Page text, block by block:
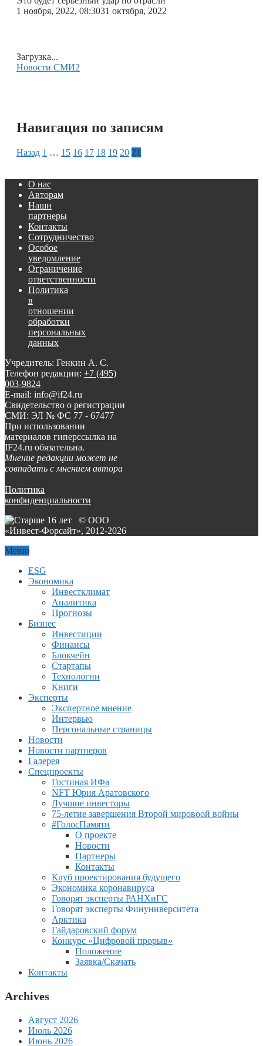
1 ноября, 2022, 08:3031 октября, 2022
Загрузка...
Новости СМИ2
Навигация по записям
Назад 1 … 15 16 17 18 19 20 21
О нас
Авторам
Наши
партнеры
Контакты
Сотрудничество
Особое
уведомление
Ограничение
ответственности
Политика
в
отношении
обработки
персональных
данных
Учредитель: Генкин А. С.
Телефон редакции: +7 (495)
003-9824
E-mail: info@if24.ru
Свидетельство о регистрации
СМИ: ЭЛ № ФС 77 - 67477
При использовании
материалов гиперссылка на
IF24.ru обязательна.
Мнение редакции может не
совпадать с мнением автора
Политика
конфиденциальности
© ООО
«Инвест-Форсайт», 2012-2026
Меню
ESG
Экономика
Инвестклимат
Аналитика
Прогнозы
Бизнес
Инвестиции
Финансы
Блокчейн
Стартапы
Технологии
Книги
Эксперты
Экспертное мнение
Интервью
Персональные страницы
Новости
Новости партнеров
Галерея
Спецпроекты
Гостиная ИФа
NFT Юрия Аратовского
Лучшие инвесторы
75-летие завершения Второй мировоой войны
#ГолосПамяти
О проекте
Новости
Партнеры
Контакты
Клуб проектирования будущего
Экономика коронавируса
Говорят эксперты РАНХиГС
Говорят эксперты Финуниверситета
Арктика
Гайдаровский форум
Конкурс «Цифровой прорыв»
Положение
Заявка/Скачать
Контакты
Archives
Август 2026
Июль 2026
Июнь 2026